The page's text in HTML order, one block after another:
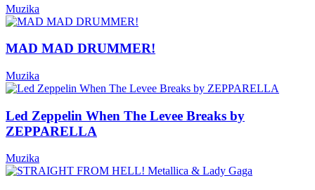
Muzika
MAD MAD DRUMMER!
Muzika
Led Zeppelin When The Levee Breaks by
ZEPPARELLA
Muzika